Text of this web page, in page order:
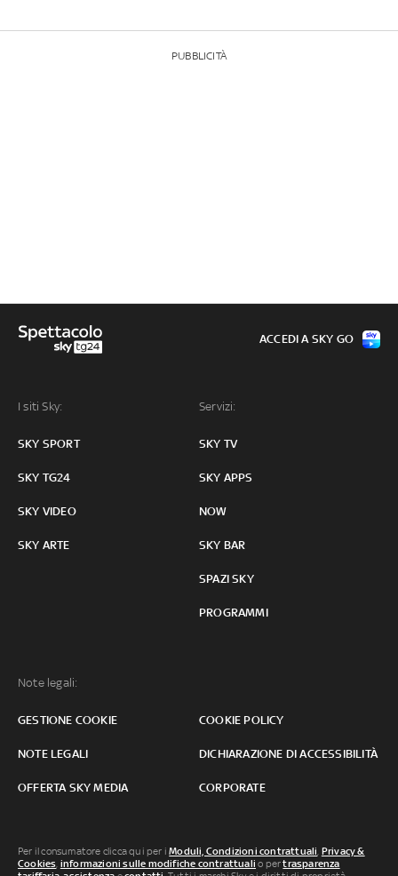
PUBBLICITÀ
I siti Sky:
SKY SPORT
SKY TG24
SKY VIDEO
SKY ARTE
Servizi:
SKY TV
SKY APPS
NOW
SKY BAR
SPAZI SKY
PROGRAMMI
Note legali:
GESTIONE COOKIE COOKIE POLICY
NOTE LEGALI DICHIARAZIONE DI ACCESSIBILITÀ
OFFERTA SKY MEDIA CORPORATE
ACCEDI A SKY GO
Per il consumatore clicca qui per iModuli, Condizioni contrattuali, Privacy &
Cookies, informazioni sulle modifiche contrattuali o pertrasparenza